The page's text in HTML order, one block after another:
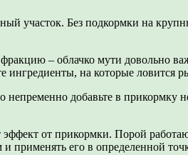
участок. Без подкормки на
– облачко мути довольно
на которые ловится
непременно добавьте в
от прикормки. Порой
применять его в определенной